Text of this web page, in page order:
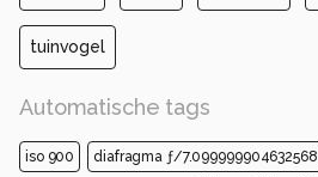
tuinvogel
Automatische tags
iso 900 diafragma ƒ/7.099999904632568